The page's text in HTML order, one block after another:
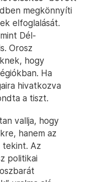
megkönnyíti
elfoglalását.
Dél-
Orosz
hogy
Ha
hivatkozva
a tiszt.
vallja, hogy
hanem az
tekint. Az
politikai